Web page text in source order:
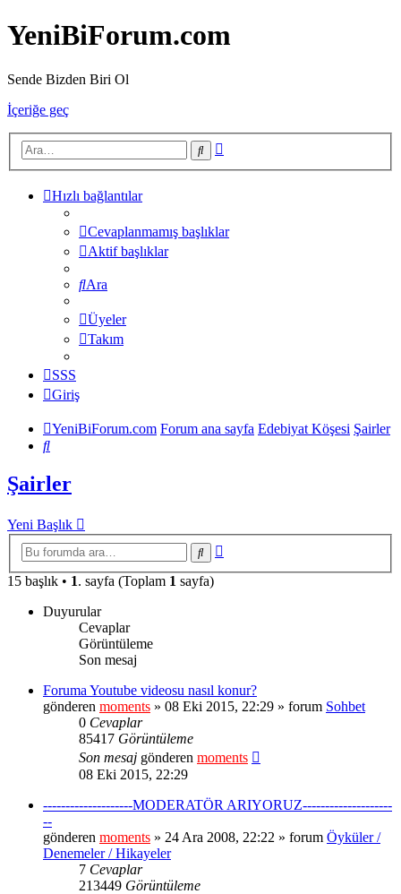
YeniBiForum.com
Sende Bizden Biri Ol
İçeriğe geç
Ara
Hızlı bağlantılar
Cevaplanmamış başlıklar
Aktif başlıklar
Ara
Üyeler
Takım
SSS
Giriş
YeniBiForum.com Forum ana sayfa Edebiyat Köşesi Şairler
Ara
Şairler
Yeni Başlık
Ara
15 başlık • 1. sayfa (Toplam 1 sayfa)
Duyurular
Cevaplar
Görüntüleme
Son mesaj
Foruma Youtube videosu nasıl konur?
gönderen moments » 08 Eki 2015, 22:29 » forum Sohbet
0 Cevaplar
85417 Görüntüleme
Son mesaj gönderen moments
08 Eki 2015, 22:29
--------------------MODERATÖR ARIYORUZ--------------------
--
gönderen moments » 24 Ara 2008, 22:22 » forum Öyküler /
Denemeler / Hikayeler
7 Cevaplar
213449 Görüntüleme